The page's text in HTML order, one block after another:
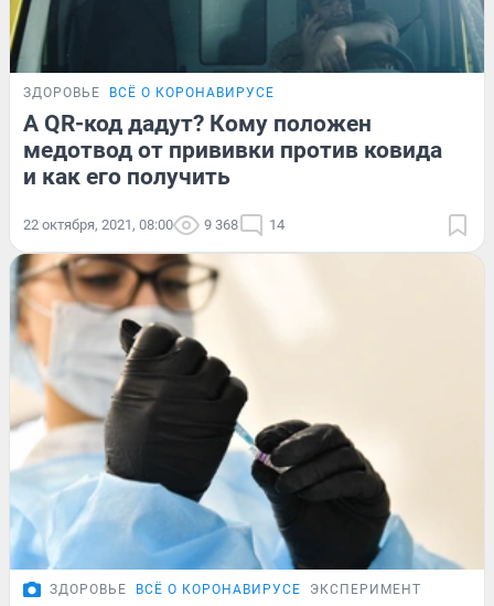
ЗДОРОВЬЕ ВСЁ О КОРОНАВИРУСЕ
А QR-код дадут? Кому положен
медотвод от прививки против ковида
и как его получить
22 октября, 2021, 08:00 9 368 14
ЗДОРОВЬЕ ВСЁ О КОРОНАВИРУСЕ ЭКСПЕРИМЕНТ